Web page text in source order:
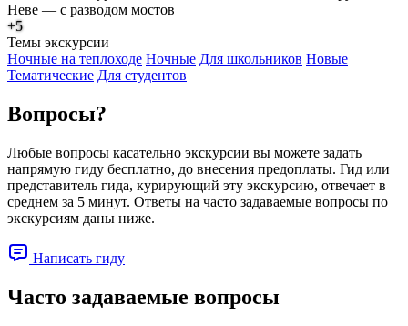
+5
Темы экскурсии
Ночные на теплоходе Ночные Для школьников Новые
Тематические Для студентов
Вопросы?
Любые вопросы касательно экскурсии вы можете задать
напрямую гиду бесплатно, до внесения предоплаты. Гид или
представитель гида, курирующий эту экскурсию, отвечает в
среднем за 5 минут. Ответы на часто задаваемые вопросы по
экскурсиям даны ниже.
Написать гиду
Часто задаваемые вопросы